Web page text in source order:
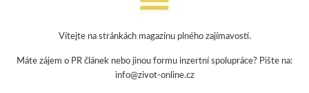
Vítejte na stránkách magazínu plného zajímavostí.
Máte zájem o PR článek nebo jinou formu inzertní spolupráce? Pište na:
info@zivot-online.cz